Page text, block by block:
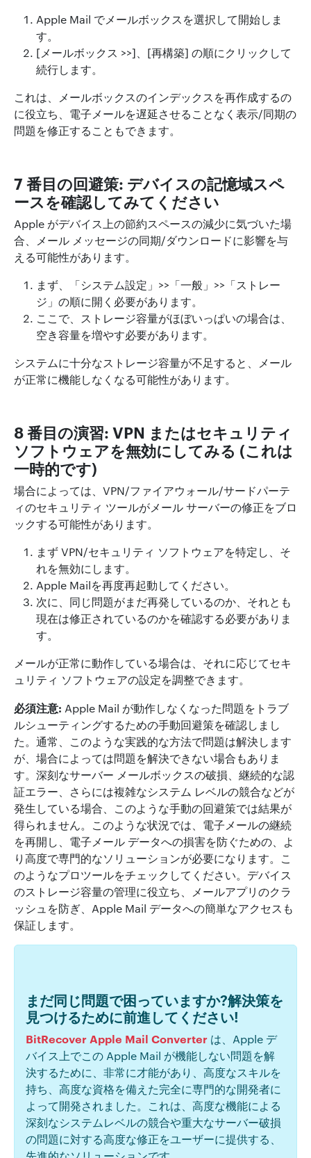
Apple Mail でメールボックスを選択して開始しま
す。
[メールボックス >>]、[再構築] の順にクリックして
続行します。
これは、メールボックスのインデックスを再作成するの
に役立ち、電子メールを遅延させることなく表示/同期の
問題を修正することもできます。
7 番目の回避策: デバイスの記憶域スペ
ースを確認してみてください
Apple がデバイス上の節約スペースの減少に気づいた場
合、メール メッセージの同期/ダウンロードに影響を与
える可能性があります。
まず、「システム設定」>>「一般」>>「ストレー
ジ」の順に開く必要があります。
ここで、ストレージ容量がほぼいっぱいの場合は、
空き容量を増やす必要があります。
システムに十分なストレージ容量が不足すると、メール
が正常に機能しなくなる可能性があります。
8 番目の演習: VPN またはセキュリティ
ソフトウェアを無効にしてみる (これは
一時的です)
場合によっては、VPN/ファイアウォール/サードパーテ
ィのセキュリティ ツールがメール サーバーの修正をブロ
ックする可能性があります。
まず VPN/セキュリティ ソフトウェアを特定し、そ
れを無効にします。
Apple Mailを再度再起動してください。
次に、同じ問題がまだ再発しているのか、それとも
現在は修正されているのかを確認する必要がありま
す。
メールが正常に動作している場合は、それに応じてセキ
ュリティ ソフトウェアの設定を調整できます。
必須注意: Apple Mail が動作しなくなった問題をトラブ
ルシューティングするための手動回避策を確認しまし
た。通常、このような実践的な方法で問題は解決します
が、場合によっては問題を解決できない場合もありま
す。深刻なサーバー メールボックスの破損、継続的な認
証エラー、さらには複雑なシステム レベルの競合などが
発生している場合、このような手動の回避策では結果が
得られません。このような状況では、電子メールの継続
を再開し、電子メール データへの損害を防ぐための、よ
り高度で専門的なソリューションが必要になります。こ
のようなプロツールをチェックしてください。デバイス
のストレージ容量の管理に役立ち、メールアプリのクラ
ッシュを防ぎ、Apple Mail データへの簡単なアクセスも
保証します。
まだ同じ問題で困っていますか?解決策を
見つけるために前進してください!
BitRecover Apple Mail Converter は、Apple デ
バイス上でこの Apple Mail が機能しない問題を解
決するために、非常に才能があり、高度なスキルを
持ち、高度な資格を備えた完全に専門的な開発者に
よって開発されました。これは、高度な機能による
深刻なシステムレベルの競合や重大なサーバー破損
の問題に対する高度な修正をユーザーに提供する、